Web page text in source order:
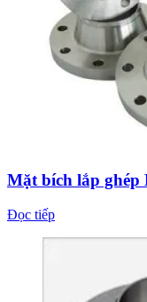
Mặt bích lắp ghép
Đọc tiếp